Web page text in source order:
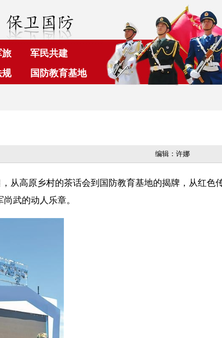
旅
军民共建
规 国防教育基地
编辑：许娜
高原乡村的茶话会到国防教育基地的揭牌，从红色
武的动人乐章。